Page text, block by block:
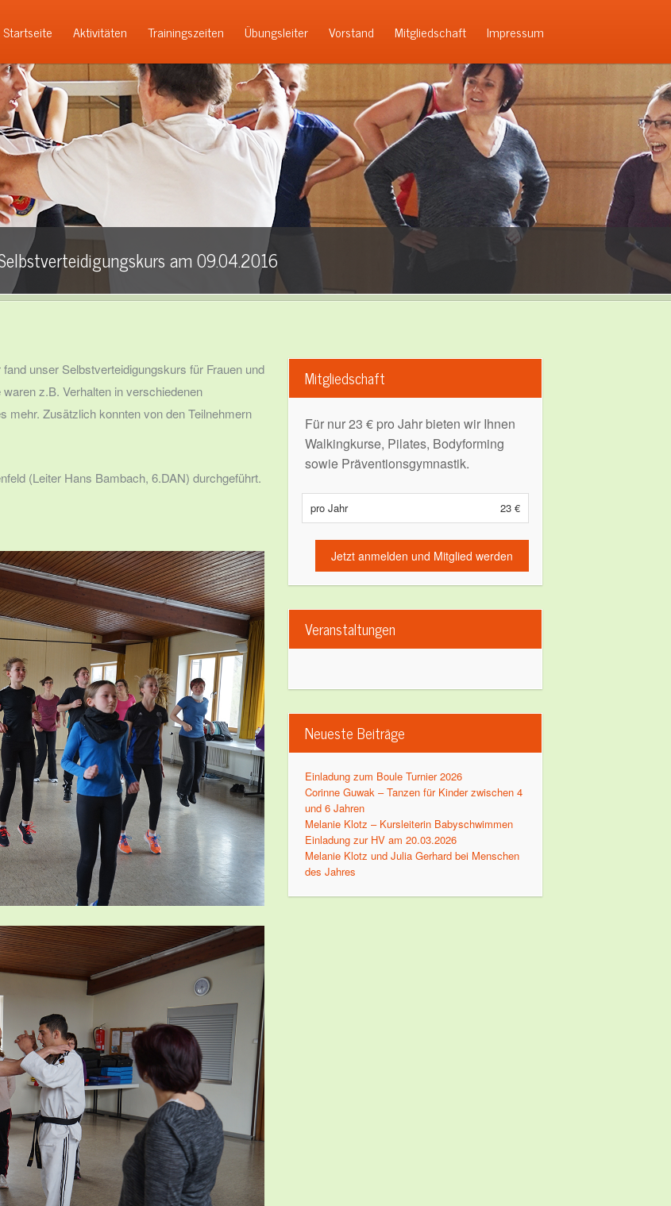
Startseite Aktivitäten Trainingszeiten Übungsleiter Vorstand Mitgliedschaft Impressum
am 09.04.2016
unser Selbstverteidigungskurs für Frauen und
z.B. Verhalten in verschiedenen
mehr. Zusätzlich konnten von den Teilnehmern
(Leiter Hans Bambach, 6.DAN) durchgeführt.
Mitgliedschaft
Für nur 23 € pro Jahr bieten wir Ihnen
Walkingkurse, Pilates, Bodyforming
sowie Präventionsgymnastik.
pro Jahr 23 €
Jetzt anmelden und Mitglied werden
Veranstaltungen
Neueste Beiträge
Einladung zum Boule Turnier 2026
Corinne Guwak – Tanzen für Kinder zwischen 4
und 6 Jahren
Melanie Klotz – Kursleiterin Babyschwimmen
Einladung zur HV am 20.03.2026
Melanie Klotz und Julia Gerhard bei Menschen
des Jahres